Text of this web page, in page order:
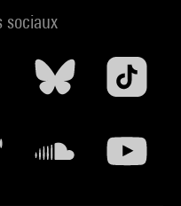
sociaux